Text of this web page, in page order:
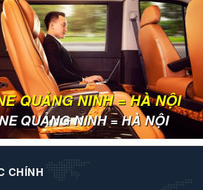
QUẢNG NINH = HÀ NỘI
QUẢNG NINH = HÀ NỘI
CHÍNH